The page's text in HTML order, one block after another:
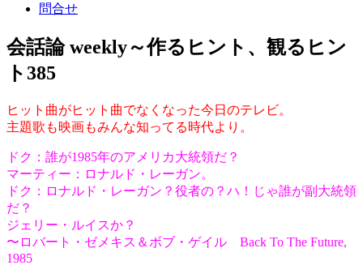
問合せ
会話論 weekly～作るヒント、観るヒン
ト385
ヒット曲がヒット曲でなくなった今日のテレビ。
主題歌も映画もみんな知ってる時代より。
ドク：誰が1985年のアメリカ大統領だ？
マーティー：ロナルド・レーガン。
ドク：ロナルド・レーガン？役者の？ハ！じゃ誰が副大統領
だ？
ジェリー・ルイスか？
〜ロバート・ゼメキス＆ボブ・ゲイル Back To The Future,
1985